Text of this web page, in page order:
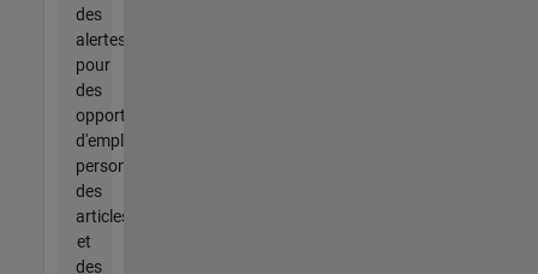
des
alertes
pour
des
opportunités
d'emploi
personnalisées,
des
articles
et
des